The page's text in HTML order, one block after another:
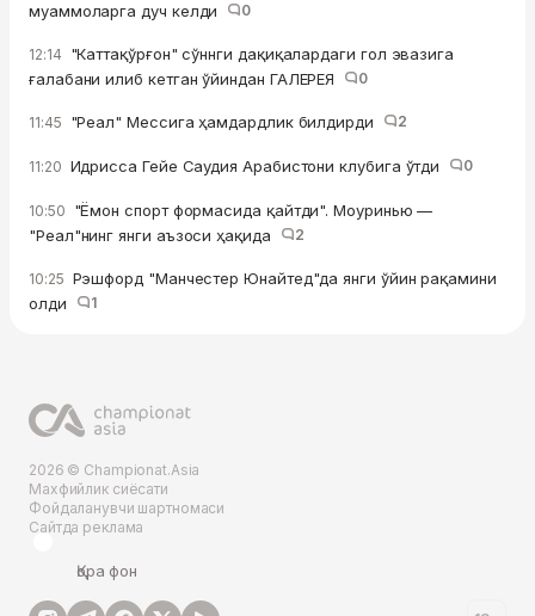
муаммоларга дуч келди
0
12:14 "Каттақўрғон" сўннги дақиқалардаги гол эвазига
ғалабани илиб кетган ўйиндан ГАЛЕРЕЯ
0
11:45 "Реал" Мессига ҳамдардлик билдирди 2
11:20 Идрисса Гейе Саудия Арабистони клубига ўтди 0
10:50 "Ёмон спорт формасида қайтди". Моуринью —
"Реал"нинг янги аъзоси ҳақида
2
10:25 Рэшфорд "Манчестер Юнайтед"да янги ўйин рақамини
олди
1
2026 © Championat.Asia
Махфийлик сиёсати
Фойдаланувчи шартномаси
Сайтда реклама
Қора фон